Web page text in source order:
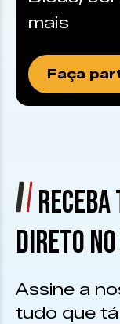
mais
Faça
RECEBA
DIRETO
Assine a
tudo que